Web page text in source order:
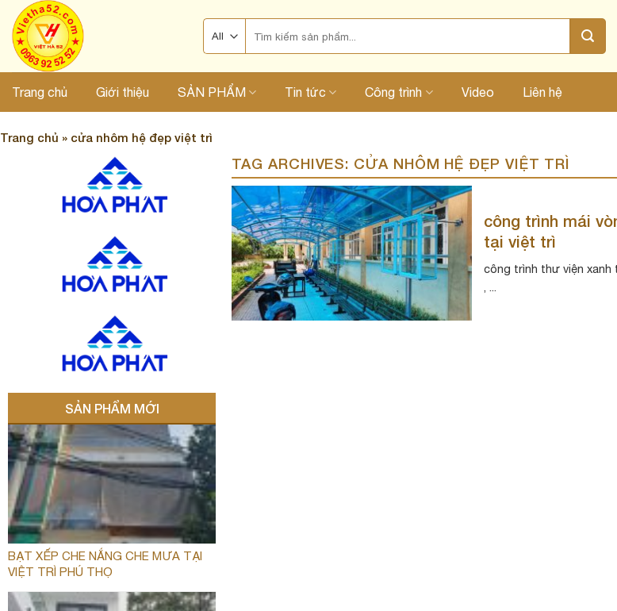
Skip
content
for:
Trang chủ Giới thiệu SẢN PHẨM Tin tức Công trình Video Liên hệ
Trang chủ » cửa nhôm hệ đẹp việt trì
SẢN PHẨM MỚI
BẠT XẾP CHE NẮNG CHE MƯA TẠI
VIỆT TRÌ PHÚ THỌ
TAG ARCHIVES: CỬA NHÔM HỆ ĐẸP VIỆT TRÌ
công trình mái
tại việt trì
công trình thư viện
, ...